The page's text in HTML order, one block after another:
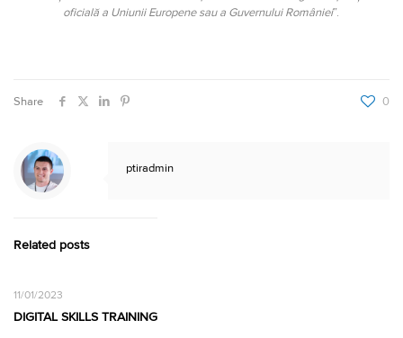
oficială a Uniunii Europene sau a Guvernului României”.
Share 0
ptiradmin
Related posts
11/01/2023
DIGITAL SKILLS TRAINING